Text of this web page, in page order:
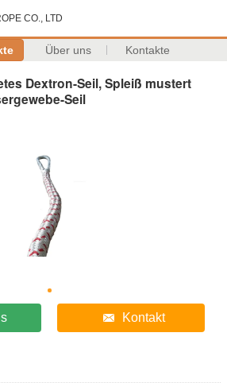
CO., LTD
Über uns Kontakte
Dextron-Seil, Spleiß mustert
Seil
Kontakt